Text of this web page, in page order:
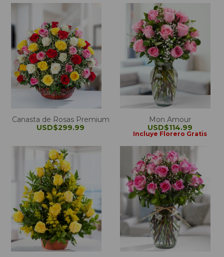
Canasta de Rosas Premium
USD$299.99
Mon Amour
USD$114.99
Incluye Florero Gratis